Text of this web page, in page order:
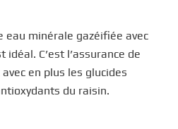
eau minérale gazéifiée avec
C’est l’assurance de
en plus les glucides
du raisin.